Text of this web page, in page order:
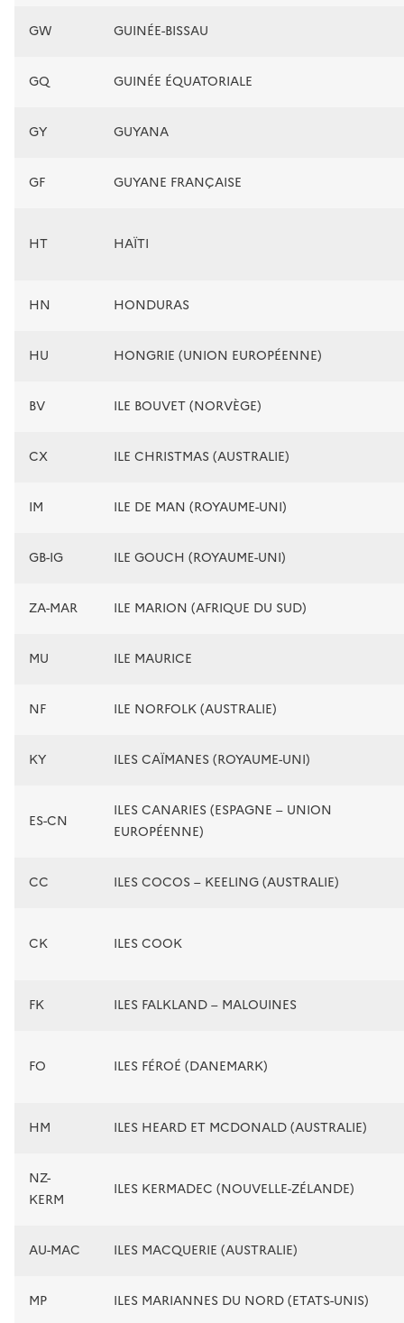
GW GUINÉE-BISSAU
GQ GUINÉE ÉQUATORIALE
GY GUYANA
GF GUYANE FRANÇAISE
HT HAÏTI
HN HONDURAS
HU HONGRIE (UNION EUROPÉENNE)
BV ILE BOUVET (NORVÈGE)
CX ILE CHRISTMAS (AUSTRALIE)
IM ILE DE MAN (ROYAUME-UNI)
GB-IG ILE GOUCH (ROYAUME-UNI)
ZA-MAR ILE MARION (AFRIQUE DU SUD)
MU ILE MAURICE
NF ILE NORFOLK (AUSTRALIE)
KY ILES CAÏMANES (ROYAUME-UNI)
ES-CN
ILES CANARIES (ESPAGNE – UNION
EUROPÉENNE)
CC ILES COCOS – KEELING (AUSTRALIE)
CK ILES COOK
FK ILES FALKLAND – MALOUINES
FO ILES FÉROÉ (DANEMARK)
HM ILES HEARD ET MCDONALD (AUSTRALIE)
NZ-
KERM
ILES KERMADEC (NOUVELLE-ZÉLANDE)
AU-MAC ILES MACQUERIE (AUSTRALIE)
MP ILES MARIANNES DU NORD (ETATS-UNIS)